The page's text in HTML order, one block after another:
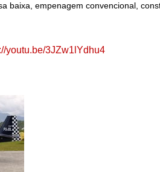
baixa, empenagem convencional,
youtu.be/3JZw1lYdhu4